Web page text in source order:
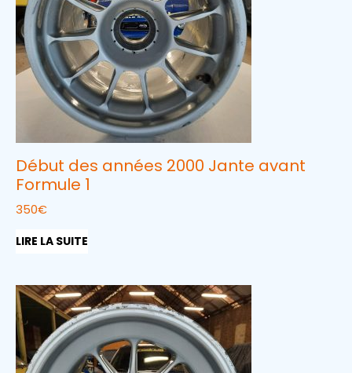
Début des années 2000 Jante avant
Formule 1
350€
LIRE LA SUITE